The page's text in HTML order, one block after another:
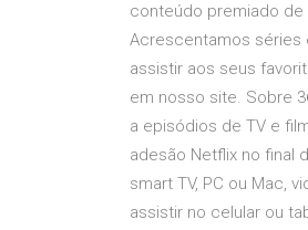
conteúdo premiado de
Acrescentamos séries
assistir aos seus
em nosso site. Sobre
a episódios de TV e
adesão Netflix no final
smart TV, PC ou Mac,
assistir no celular ou